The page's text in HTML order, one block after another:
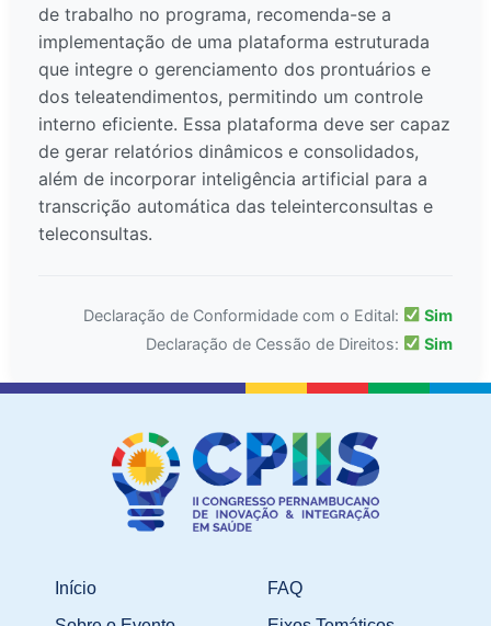
de trabalho no programa, recomenda-se a
implementação de uma plataforma estruturada
que integre o gerenciamento dos prontuários e
dos teleatendimentos, permitindo um controle
interno eficiente. Essa plataforma deve ser capaz
de gerar relatórios dinâmicos e consolidados,
além de incorporar inteligência artificial para a
transcrição automática das teleinterconsultas e
teleconsultas.
Declaração de Conformidade com o Edital:
Sim
Declaração de Cessão de Direitos:
Sim
Início
FAQ